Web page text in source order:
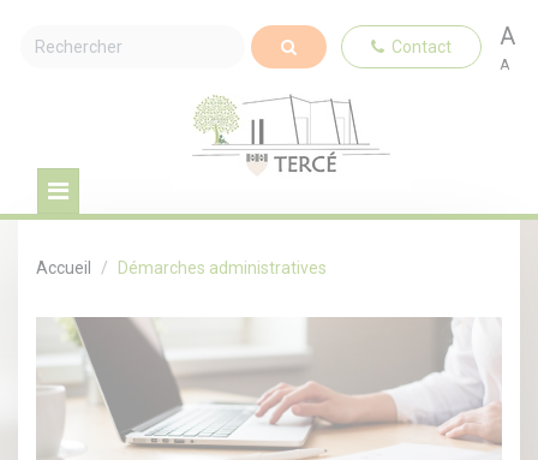
Contact A
A
Accueil Démarches administratives